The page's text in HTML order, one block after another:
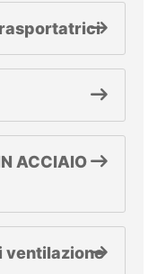
ACCIAIO
ventilazione